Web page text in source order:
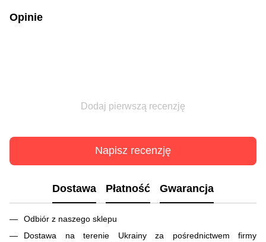
Opinie
Dodaj pierwszą recenzję
Napisz recenzję
Dostawa Płatność Gwarancja
Odbiór z naszego sklepu
Dostawa na terenie Ukrainy za pośrednictwem firmy